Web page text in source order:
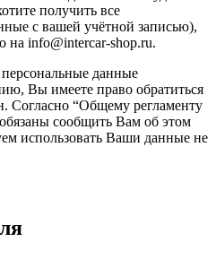
получить все
с вашей учётной записью),
на info@intercar-shop.ru.
данные
Вы имеете право обратиться
Согласно “Общему регламенту
сообщить Вам об этом
использовать Ваши данные не